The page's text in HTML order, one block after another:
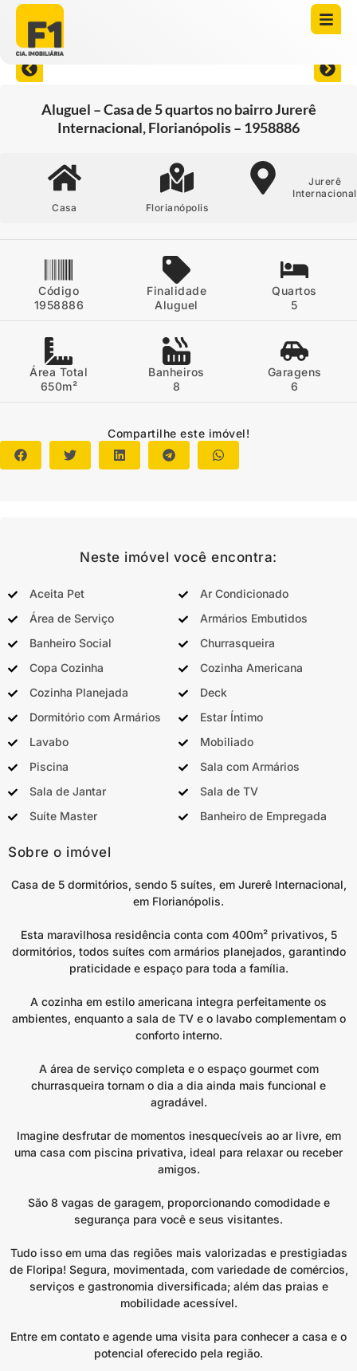
Aluguel – Casa de 5 quartos no bairro Jurerê
Internacional, Florianópolis – 1958886
Casa Florianópolis
Jurerê
Internacional
Código
1958886
Finalidade
Aluguel
Quartos
5
Área Total
650m²
Banheiros
8
Garagens
6
Compartilhe este imóvel!
Neste imóvel você encontra:
Aceita Pet
Ar Condicionado
Área de Serviço
Armários Embutidos
Banheiro Social
Churrasqueira
Copa Cozinha
Cozinha Americana
Cozinha Planejada
Deck
Dormitório com Armários
Estar Íntimo
Lavabo
Mobiliado
Piscina
Sala com Armários
Sala de Jantar
Sala de TV
Suíte Master
Banheiro de Empregada
Sobre o imóvel
Casa de 5 dormitórios, sendo 5 suítes, em Jurerê Internacional,
em Florianópolis.
Esta maravilhosa residência conta com 400m² privativos, 5
dormitórios, todos suítes com armários planejados, garantindo
praticidade e espaço para toda a família.
A cozinha em estilo americana integra perfeitamente os
ambientes, enquanto a sala de TV e o lavabo complementam o
conforto interno.
A área de serviço completa e o espaço gourmet com
churrasqueira tornam o dia a dia ainda mais funcional e
agradável.
Imagine desfrutar de momentos inesquecíveis ao ar livre, em
uma casa com piscina privativa, ideal para relaxar ou receber
amigos.
São 8 vagas de garagem, proporcionando comodidade e
segurança para você e seus visitantes.
Tudo isso em uma das regiões mais valorizadas e prestigiadas
de Floripa! Segura, movimentada, com variedade de comércios,
serviços e gastronomia diversificada; além das praias e
mobilidade acessível.
Entre em contato e agende uma visita para conhecer a casa e o
potencial oferecido pela região.